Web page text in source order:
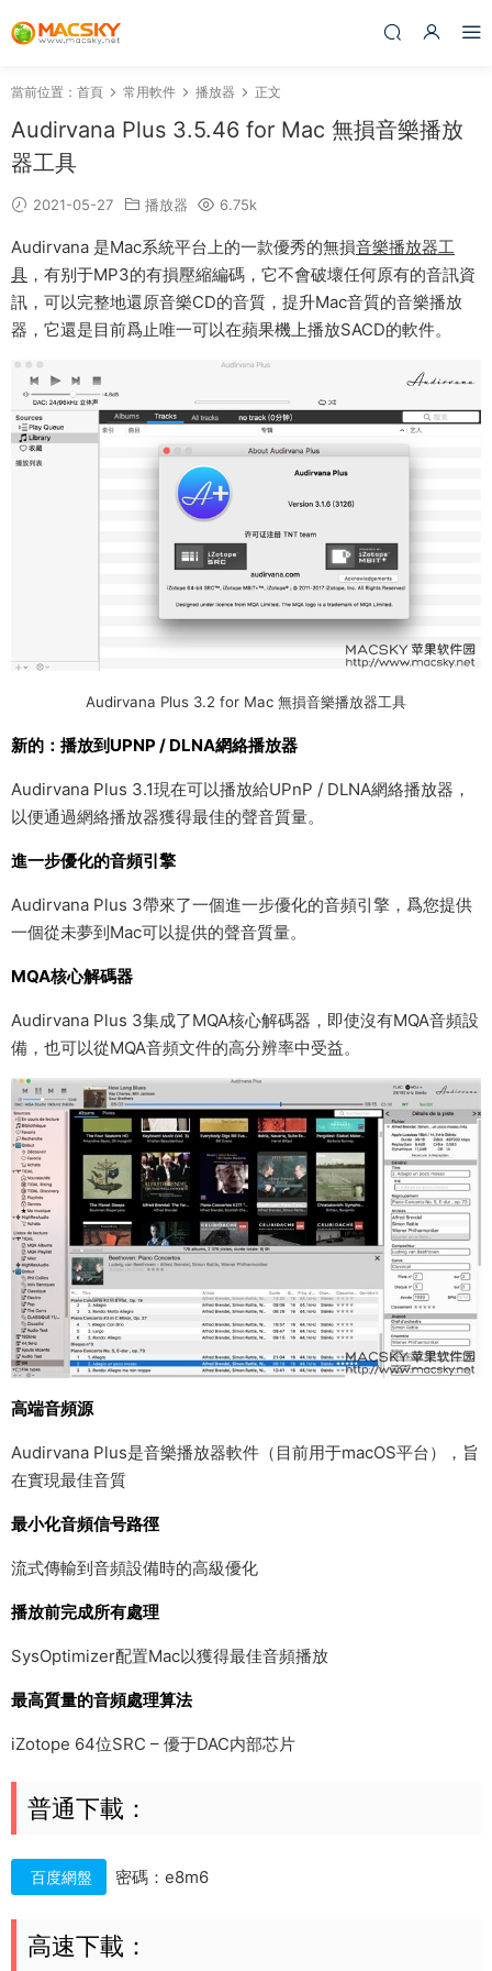
當前位置： 首頁 常用軟件 播放器 正文
Audirvana Plus 3.5.46 for Mac 無損音樂播放
器工具
2021-05-27 播放器 6.75k
Audirvana 是Mac系統平台上的一款優秀的無損音樂播放器工
具 ，有别于MP3的有損壓縮編碼，它不會破壞任何原有的音訊資
訊，可以完整地還原音樂CD的音質，提升Mac音質的音樂播放
器，它還是目前爲止唯一可以在蘋果機上播放SACD的軟件。
Audirvana Plus 3.2 for Mac 無損音樂播放器工具
新的：播放到UPNP / DLNA網絡播放器
Audirvana Plus 3.1現在可以播放給UPnP / DLNA網絡播放器，
以便通過網絡播放器獲得最佳的聲音質量。
進一步優化的音頻引擎
Audirvana Plus 3帶來了一個進一步優化的音頻引擎，爲您提供
一個從未夢到Mac可以提供的聲音質量。
MQA核心解碼器
Audirvana Plus 3集成了MQA核心解碼器，即使沒有MQA音頻設
備，也可以從MQA音頻文件的高分辨率中受益。
高端音頻源
Audirvana Plus是音樂播放器軟件（目前用于macOS平台），旨
在實現最佳音質
最小化音頻信号路徑
流式傳輸到音頻設備時的高級優化
播放前完成所有處理
SysOptimizer配置Mac以獲得最佳音頻播放
最高質量的音頻處理算法
iZotope 64位SRC – 優于DAC内部芯片
普通下載：
百度網盤 密碼：e8m6
高速下載：